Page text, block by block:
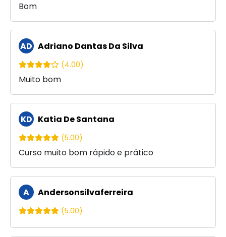
Bom
AD Adriano Dantas Da Silva
(4.00)
Muito bom
KD Katia De Santana
(5.00)
Curso muito bom rápido e prático
A Andersonsilvaferreira
(5.00)